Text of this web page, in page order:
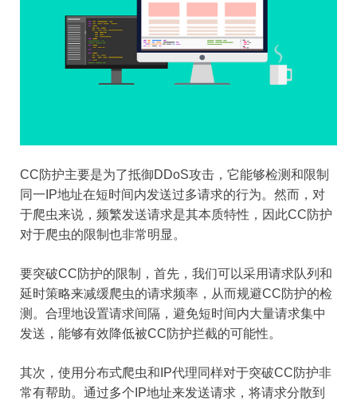
CC防护主要是为了抵御DDoS攻击，它能够检测和限制
同一IP地址在短时间内发送过多请求的行为。然而，对
于爬虫来说，频繁发送请求是其本质特性，因此CC防护
对于爬虫的限制也非常明显。
要突破CC防护的限制，首先，我们可以采用请求队列和
延时策略来减缓爬虫的请求频率，从而规避CC防护的检
测。合理地设置请求间隔，避免短时间内大量请求集中
发送，能够有效降低被CC防护拦截的可能性。
其次，使用分布式爬虫和IP代理同样对于突破CC防护非
常有帮助。通过多个IP地址来发送请求，将请求分散到